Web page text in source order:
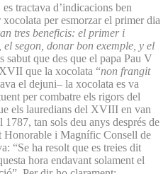
tractava d’indicacions ben
per esmorzar el primer dia
tres beneficis: el primer i
segon, donar bon exemple, y el
sabut que des que el papa Pau V
que la xocolata “non frangit
el dejuni– la xocolata es va
per combatre els rigors del
els lauredians del XVIII en van
tan sols deu anys després de
Honorable i Magnífic Consell de
“Se ha resolt que es treies dit
hora endavant solament el